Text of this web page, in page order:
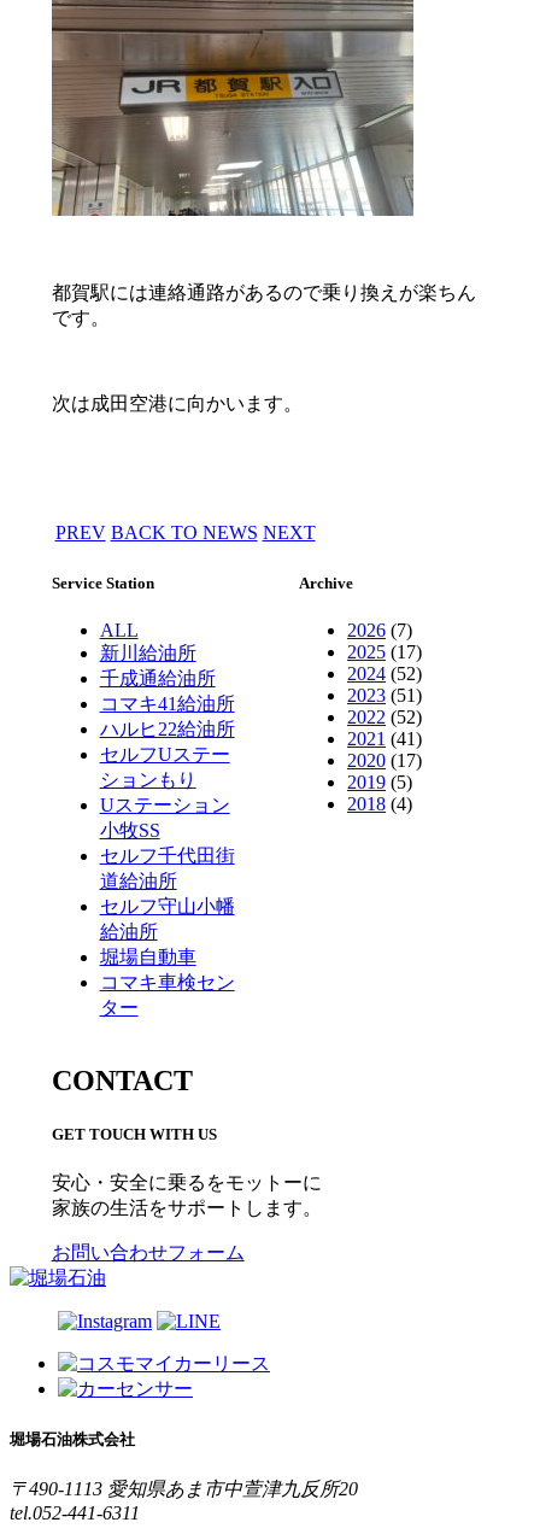
都賀駅には連絡通路があるので乗り換えが楽ちん
です。
次は成田空港に向かいます。
PREV BACK TO NEWS NEXT
Service Station
ALL
新川給油所
千成通給油所
コマキ41給油所
ハルヒ22給油所
セルフUステー
ションもり
Uステーション
小牧SS
セルフ千代田街
道給油所
セルフ守山小幡
給油所
堀場自動車
コマキ車検セン
ター
Archive
2026 (7)
2025 (17)
2024 (52)
2023 (51)
2022 (52)
2021 (41)
2020 (17)
2019 (5)
2018 (4)
CONTACT
GET TOUCH WITH US
安心・安全に乗るをモットーに
家族の生活をサポートします。
お問い合わせフォーム
堀場石油株式会社
〒490-1113 愛知県あま市中萱津九反所20
tel.052-441-6311